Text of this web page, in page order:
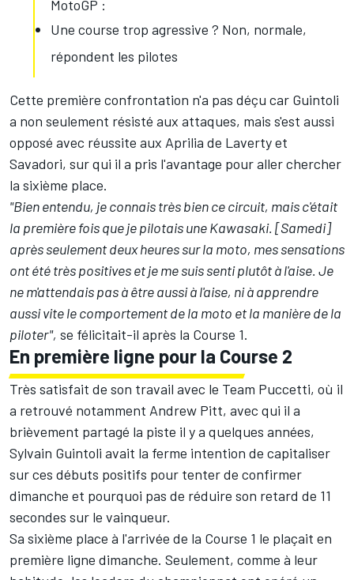
MotoGP :
Une course trop agressive ? Non, normale,
répondent les pilotes
Cette première confrontation n'a pas déçu car Guintoli
a non seulement résisté aux attaques, mais s'est aussi
opposé avec réussite aux Aprilia de Laverty et
Savadori, sur qui il a pris l'avantage pour aller chercher
la sixième place.
"Bien entendu, je connais très bien ce circuit, mais c'était
la première fois que je pilotais une Kawasaki. [Samedi]
après seulement deux heures sur la moto, mes sensations
ont été très positives et je me suis senti plutôt à l'aise. Je
ne m'attendais pas à être aussi à l'aise, ni à apprendre
aussi vite le comportement de la moto et la manière de la
piloter", se félicitait-il après la Course 1.
En première ligne pour la Course 2
Très satisfait de son travail avec le Team Puccetti, où il
a retrouvé notamment Andrew Pitt, avec qui il a
brièvement partagé la piste il y a quelques années,
Sylvain Guintoli avait la ferme intention de capitaliser
sur ces débuts positifs pour tenter de confirmer
dimanche et pourquoi pas de réduire son retard de 11
secondes sur le vainqueur.
Sa sixième place à l'arrivée de la Course 1 le plaçait en
première ligne dimanche. Seulement, comme à leur